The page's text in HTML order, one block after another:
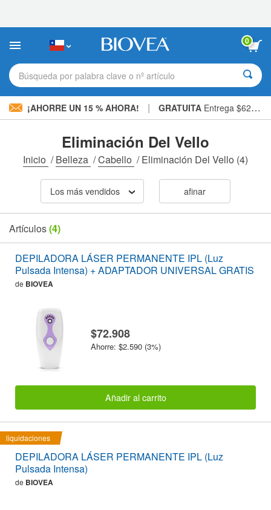
sitio
incluye
sistema
de
0
Búsqueda por palabra clave o nº artículo
¡AHORRE UN 15 % AHORA! | GRATUITA Entrega $62.900 »
Eliminación Del Vello
Inicio /Belleza /Cabello /Eliminación Del Vello (4)
Los más vendidos afinar
Artículos(4)
DEPILADORA LÁSER PERMANENTE IPL (Luz
Pulsada Intensa) + ADAPTADOR UNIVERSAL GRATIS
de BIOVEA
$72.908
Ahorre: $2.590 (3%)
Añadir al carrito
liquidaciones
DEPILADORA LÁSER PERMANENTE IPL (Luz
Pulsada Intensa)
de BIOVEA